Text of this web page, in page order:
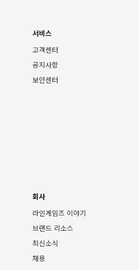
서비스
고객센터
공지사항
보안센터
회사
라인게임즈 이야기
브랜드 리소스
최신소식
채용